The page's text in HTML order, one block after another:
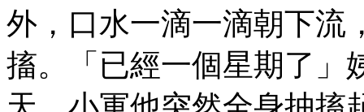
外，口水一滴一滴朝下流
搐。「已經一個星期了」